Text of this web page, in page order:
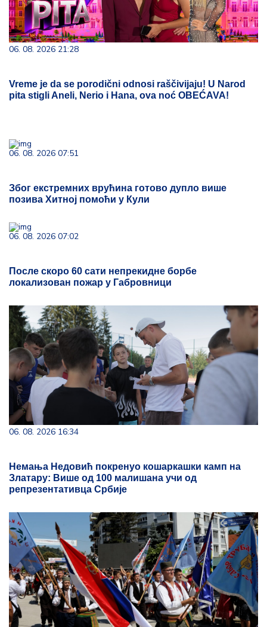
06. 08. 2026 21:28
Vreme je da se porodični odnosi raščivijaju! U Narod
pita stigli Aneli, Nerio i Hana, ova noć OBEĆAVA!
06. 08. 2026 07:51
Због екстремних врућина готово дупло више
позива Хитној помоћи у Кули
06. 08. 2026 07:02
После скоро 60 сати непрекидне борбе
локализован пожар у Габровници
06. 08. 2026 16:34
Немања Недовић покренуо кошаркашки камп на
Златару: Више од 100 малишана учи од
репрезентативца Србије